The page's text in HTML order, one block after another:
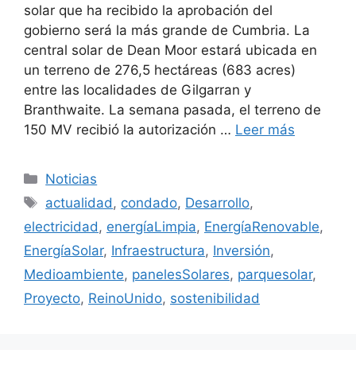
solar que ha recibido la aprobación del
gobierno será la más grande de Cumbria. La
central solar de Dean Moor estará ubicada en
un terreno de 276,5 hectáreas (683 acres)
entre las localidades de Gilgarran y
Branthwaite. La semana pasada, el terreno de
150 MV recibió la autorización … Leer más
Categorías
Noticias
Etiquetas
actualidad, condado, Desarrollo,
electricidad, energíaLimpia, EnergíaRenovable,
EnergíaSolar, Infraestructura, Inversión,
Medioambiente, panelesSolares, parquesolar,
Proyecto, ReinoUnido, sostenibilidad